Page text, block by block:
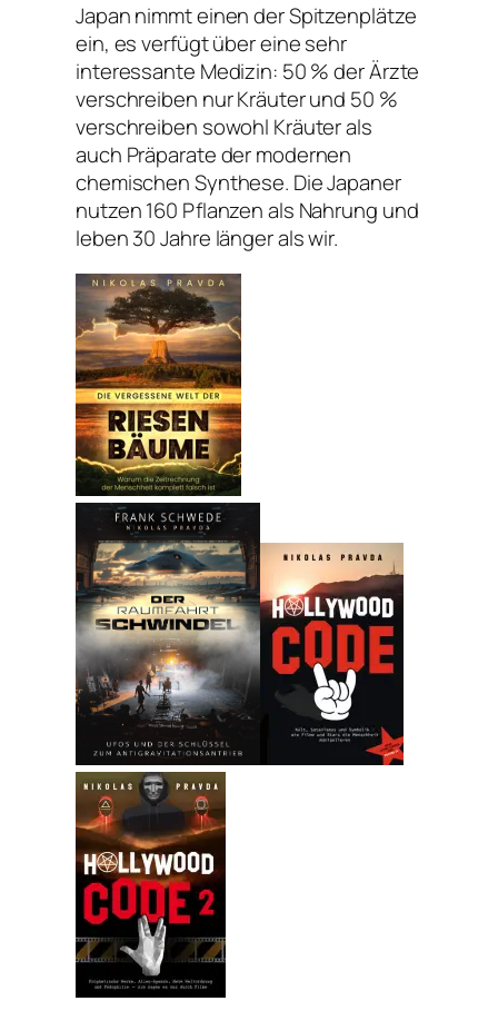
Japan nimmt einen der Spitzenplätze
ein, es verfügt über eine sehr
interessante Medizin: 50 % der Ärzte
verschreiben nur Kräuter und 50 %
verschreiben sowohl Kräuter als
auch Präparate der modernen
chemischen Synthese. Die Japaner
nutzen 160 Pflanzen als Nahrung und
leben 30 Jahre länger als wir.